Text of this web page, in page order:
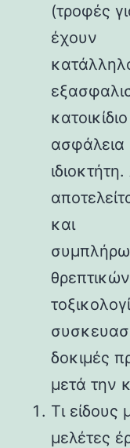
(τροφές
έχουν
ασφάλεια
και
δοκιμές
μετά την
Τι είδους
μελέτες